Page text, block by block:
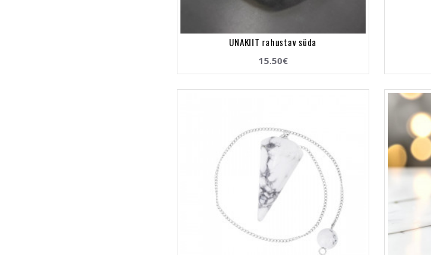
UNAKIIT rahustav süda
15.50€